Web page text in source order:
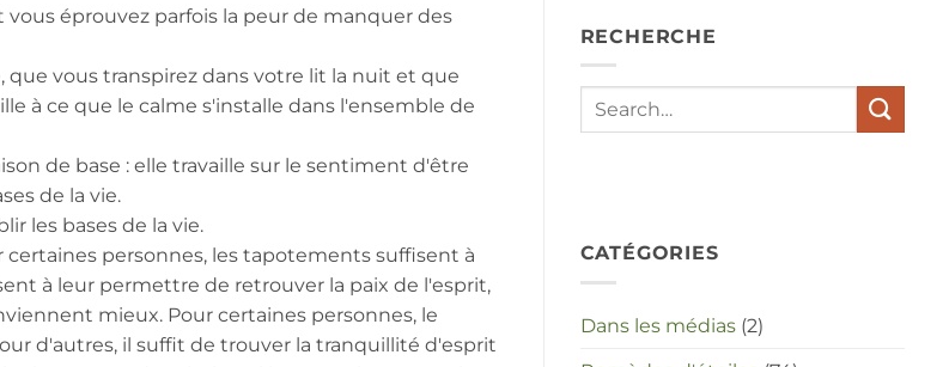
éprouvez parfois la peur de manquer des
vous transpirez dans votre lit la nuit et que
à ce que le calme s'installe dans l'ensemble de
de base : elle travaille sur le sentiment d'être
de la vie.
les bases de la vie.
certaines personnes, les tapotements suffisent à
à leur permettre de retrouver la paix de l'esprit,
mieux. Pour certaines personnes, le
d'autres, il suffit de trouver la tranquillité d'esprit
in
RECHERCHE
CATÉGORIES
Dans les médias(2)